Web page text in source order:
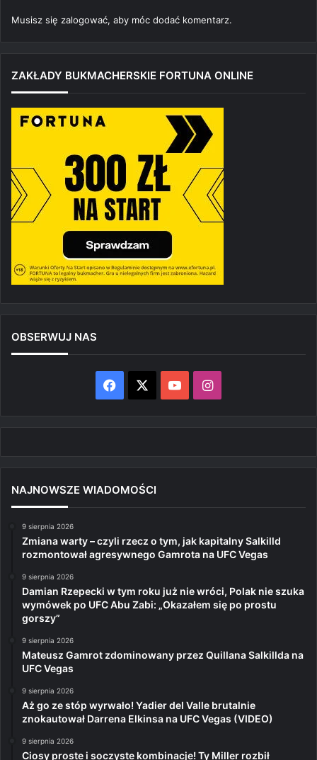
Musisz się zalogować, aby móc dodać komentarz.
ZAKŁADY BUKMACHERSKIE FORTUNA ONLINE
OBSERWUJ NAS
Facebook YouTubeInstagram
NAJNOWSZE WIADOMOŚCI
9 sierpnia 2026
Zmiana warty – czyli rzecz o tym, jak kapitalny Salkilld
rozmontował agresywnego Gamrota na UFC Vegas
9 sierpnia 2026
Damian Rzepecki w tym roku już nie wróci, Polak nie szuka
wymówek po UFC Abu Zabi: „Okazałem się po prostu
gorszy”
9 sierpnia 2026
Mateusz Gamrot zdominowany przez Quillana Salkillda na
UFC Vegas
9 sierpnia 2026
Aż go ze stóp wyrwało! Yadier del Valle brutalnie
znokautował Darrena Elkinsa na UFC Vegas (VIDEO)
9 sierpnia 2026
Ciosy proste i soczyste kombinacje! Ty Miller rozbił